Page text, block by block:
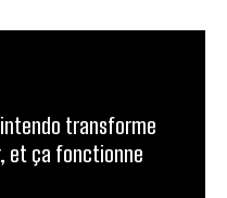
transforme
et ça fonctionne